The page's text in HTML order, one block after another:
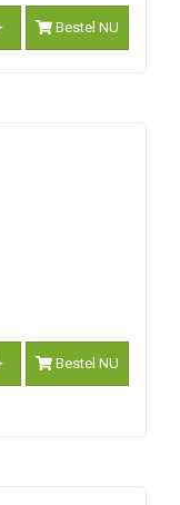
Bestel NU
Bestel NU